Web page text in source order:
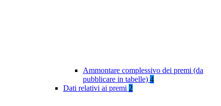
Ammontare complessivo dei premi (da
pubblicare in tabelle) 4
Dati relativi ai premi 2